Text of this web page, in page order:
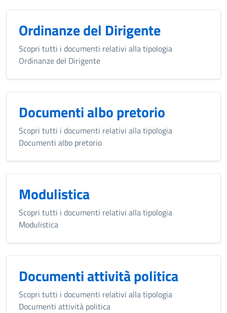
Ordinanze del Dirigente
Scopri tutti i documenti relativi alla tipologia
Ordinanze del Dirigente
Documenti albo pretorio
Scopri tutti i documenti relativi alla tipologia
Documenti albo pretorio
Modulistica
Scopri tutti i documenti relativi alla tipologia
Modulistica
Documenti attività politica
Scopri tutti i documenti relativi alla tipologia
Documenti attività politica